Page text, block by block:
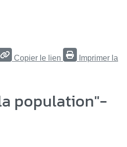
Copier le lien
Imprimer la
population"-